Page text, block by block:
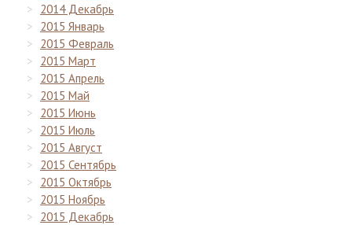
2014 Декабрь
2015 Январь
2015 Февраль
2015 Март
2015 Апрель
2015 Май
2015 Июнь
2015 Июль
2015 Август
2015 Сентябрь
2015 Октябрь
2015 Ноябрь
2015 Декабрь